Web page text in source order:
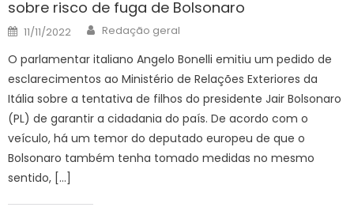
sobre risco de fuga de Bolsonaro
Posted
on
11/11/2022 Author
Redação geral
O parlamentar italiano Angelo Bonelli emitiu um pedido de
esclarecimentos ao Ministério de Relações Exteriores da
Itália sobre a tentativa de filhos do presidente Jair Bolsonaro
(PL) de garantir a cidadania do país. De acordo com o
veículo, há um temor do deputado europeu de que o
Bolsonaro também tenha tomado medidas no mesmo
sentido, […]